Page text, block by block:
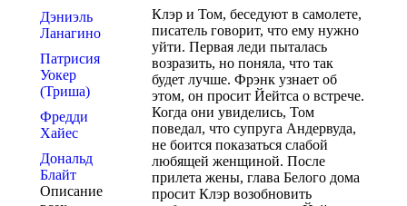
Клэр и Том, беседуют в самолете,
писатель говорит, что ему нужно
уйти. Первая леди пыталась
возразить, но поняла, что так
будет лучше. Фрэнк узнает об
этом, он просит Йейтса о встрече.
Когда они увиделись, Том
поведал, что супруга Андервуда,
не боится показаться слабой
любящей женщиной. После
прилета жены, глава Белого дома
просит Клэр возобновить
Дэниэль
Ланагино
Патрисия
Уокер
(Триша)
Фредди
Хайес
Дональд
Блайт
Описание